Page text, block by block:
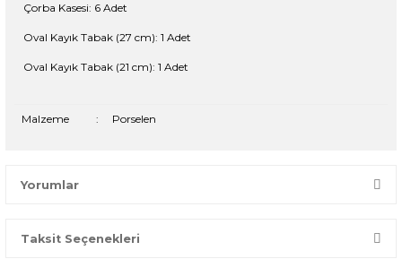
Çorba Kasesi: 6 Adet
Oval Kayık Tabak (27 cm): 1 Adet
Oval Kayık Tabak (21 cm): 1 Adet
Malzeme : Porselen
Yorumlar
Bir dakikanızı ayırın, yorumunuzla başkalarının doğru seçim
Taksit Seçenekleri